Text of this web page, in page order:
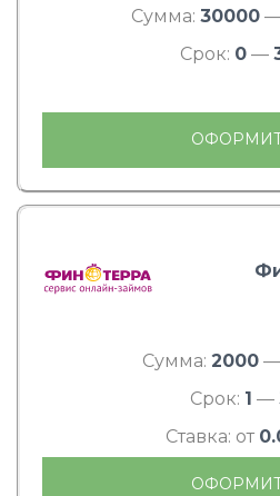
Сумма: 30000
Срок: 0 —
Сумма: 2000—
Срок: 1 —
Ставка: от